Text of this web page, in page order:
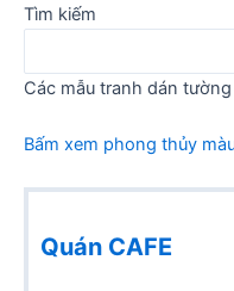
Tìm kiếm
Các mẫu tranh dán
Bấm xem phong thủy
Quán CAFE